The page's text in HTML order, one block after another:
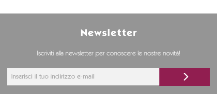
Newsletter
Iscriviti alla newsletter per conoscere le nostre novità!